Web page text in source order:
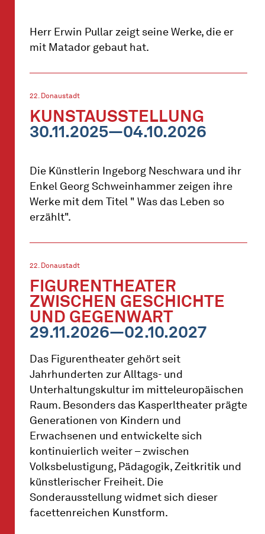
Herr Erwin Pullar zeigt seine Werke, die er
mit Matador gebaut hat.
22. Donaustadt
KUNSTAUSSTELLUNG
30.11.2025—04.10.2026
Die Künstlerin Ingeborg Neschwara und ihr
Enkel Georg Schweinhammer zeigen ihre
Werke mit dem Titel " Was das Leben so
erzählt".
22. Donaustadt
FIGURENTHEATER
ZWISCHEN GESCHICHTE
UND GEGENWART
29.11.2026—02.10.2027
Das Figurentheater gehört seit
Jahrhunderten zur Alltags- und
Unterhaltungskultur im mitteleuropäischen
Raum. Besonders das Kasperltheater prägte
Generationen von Kindern und
Erwachsenen und entwickelte sich
kontinuierlich weiter – zwischen
Volksbelustigung, Pädagogik, Zeitkritik und
künstlerischer Freiheit. Die
Sonderausstellung widmet sich dieser
facettenreichen Kunstform.